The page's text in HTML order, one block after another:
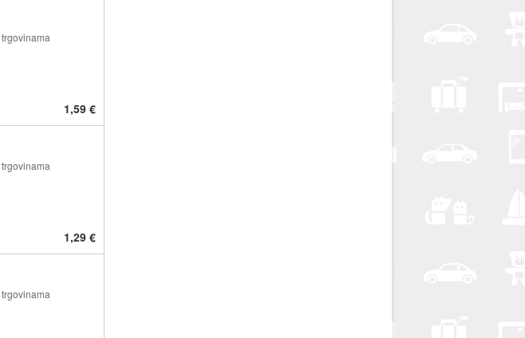
trgovinama
1,59 €
trgovinama
1,29 €
trgovinama